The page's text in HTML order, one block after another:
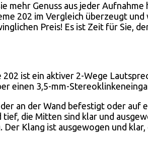
mehr Genuss aus jeder
202 im Vergleich überzeugt
Preis! Es ist Zeit für Sie,
ist ein aktiver 2-Wege
einen 3,5-mm-
an der Wand befestigt oder
tief, die Mitten sind klar und
Der Klang ist ausgewogen und